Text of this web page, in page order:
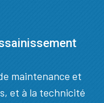
maintenance et
et à la technicité